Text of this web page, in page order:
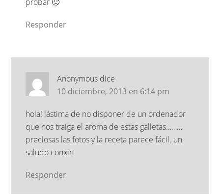
Responder
Anonymous dice
10 diciembre, 2013 en 6:14 pm
hola! lástima de no disponer de un ordenador
que nos traiga el aroma de estas galletas………
preciosas las fotos y la receta parece fácil. un
saludo conxin
Responder